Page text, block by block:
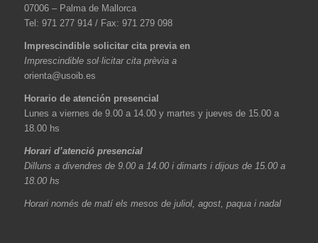
07006 – Palma de Mallorca
Tel: 971 277 914 / Fax: 971 279 098
Imprescindible solicitar cita previa en
Imprescindible sol·licitar cita prèvia a
orienta@usoib.es
Horario de atención presencial
Lunes a viernes de 9.00 a 14.00 y martes y jueves de 15.00 a
18.00 hs
Horari d’atenció presencial
Dilluns a divendres de 9.00 a 14.00 i dimarts i dijous de 15.00 a
18.00 hs
Horari només de matí els mesos de juliol, agost, paqua i nadal